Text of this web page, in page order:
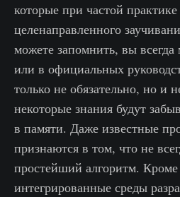
которые при частой
целенаправленного
можете запомнить, вы
или в официальных
только не обязательно, но и
некоторые знания будут
в памяти. Даже известные
признаются в том, что не
простейший алгоритм.
интегрированные среды